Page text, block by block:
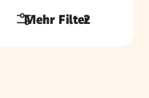
Mehr Filter
2